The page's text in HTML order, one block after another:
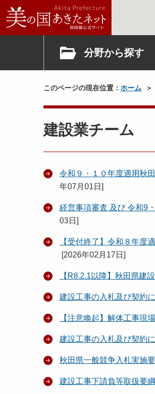
分野から探す
このページの現在位置： ホーム
建設業チーム
令和９・１０年度適用秋
年07月01日 ]
経営事項審査 及び 令和9
03日 ]
【受付終了】令和８年度
[2026年02月17日 ]
【R8.2.1以降】秋田県建
建設工事の入札及び契約
【注意喚起】解体工事現
建設工事の入札及び契約
秋田県一般競争入札実施
建設工事下請負等取扱要